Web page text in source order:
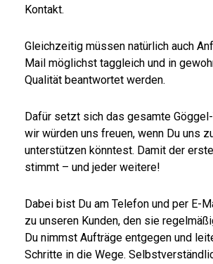
Kontakt.
Gleichzeitig müssen natürlich auch
Mail möglichst taggleich und in
Qualität beantwortet werden.
Dafür setzt sich das gesamte
wir würden uns freuen, wenn Du uns
unterstützen könntest. Damit der
stimmt – und jeder weitere!
Dabei bist Du am Telefon und per E-
zu unseren Kunden, den sie
Du nimmst Aufträge entgegen und
Schritte in die Wege.